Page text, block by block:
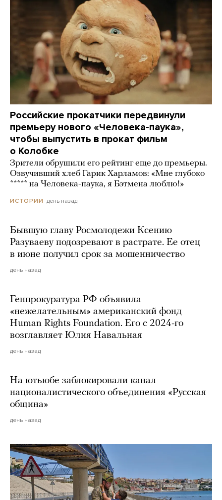
Российские прокатчики передвинули
премьеру нового «Человека-паука»,
чтобы выпустить в прокат фильм
о Колобке
Зрители обрушили его рейтинг еще до премьеры.
Озвучивший хлеб Гарик Харламов: «Мне глубоко
***** на Человека-паука, я Бэтмена люблю!»
ИСТОРИИ день назад
Бывшую главу Росмолодежи Ксению
Разуваеву подозревают в растрате. Ее отец
в июне получил срок за мошенничество
день назад
Генпрокуратура РФ объявила
«нежелательным» американский фонд
Human Rights Foundation. Его с 2024-го
возглавляет Юлия Навальная
день назад
На ютьюбе заблокировали канал
националистического объединения «Русская
община»
день назад